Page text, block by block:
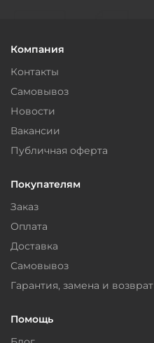
Компания
Контакты
Самовывоз
Новости
Вакансии
Публичная оферта
Покупателям
Заказ
Оплата
Доставка
Самовывоз
Гарантия, замена и возврат
Помощь